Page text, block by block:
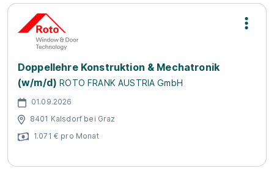
Doppellehre Konstruktion & Mechatronik
(w/m/d) ROTO FRANK AUSTRIA GmbH
01.09.2026
8401 Kalsdorf bei Graz
1.071 € pro Monat